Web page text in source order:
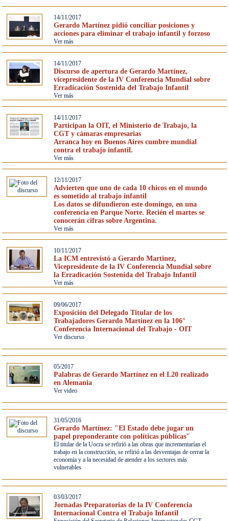
14/11/2017
Gerardo Martínez pidió conciliar posiciones y
acciones para eliminar el trabajo infantil y forzoso
Ver más
14/11/2017
Discurso de apertura de Gerardo Martínez,
vicepresidente de la IV Conferencia Mundial sobre
Erradicación Sostenida del Trabajo Infantil
Ver más
14/11/2017
Participan la OIT, el Ministerio de Trabajo, la
CGT y cámaras empresarias
Arranca hoy en Buenos Aires cumbre mundial
contra el trabajo infantil.
Ver más
12/11/2017
Advierten que uno de cada 10 chicos en el mundo
es sometido al trabajo infantil
Los datos se difundieron este domingo, en una
conferencia en Parque Norte. Recién el martes se
conocerán cifras sobre Argentina.
Ver más
10/11/2017
La ICM entrevistó a Gerardo Martinez,
Vicepresidente de la IV Conferencia Mundial sobre
la Erradicación Sostenida del Trabajo Infantil
Ver más
09/06/2017
Exposición del Delegado Titular de los
Trabajadores Gerardo Martinez en la 106°
Conferencia Internacional del Trabajo - OIT
Ver discurso
05/2017
Palabras de Gerardo Martínez en el L20 realizado
en Alemania
Ver video
31/05/2016
Gerardo Martínez: "El Estado debe jugar un
papel preponderante con políticas públicas"
El titular de la Uocra se refirió a las obras que incrementarían el
trabajo en la construcción, se refirió a las desventajas de cerrar la
economía y a la necesidad de atender a los sectores más
vulnerables
03/03/2017
Jornadas Preparatorias de la IV Conferencia
Internacional Contra el Trabajo Infantil